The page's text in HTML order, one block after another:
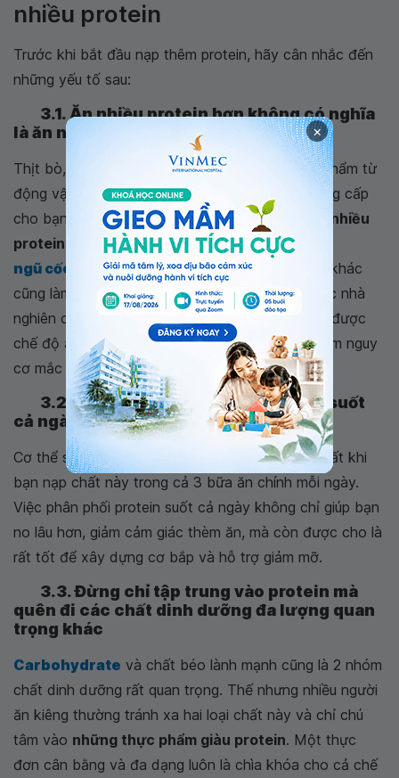
nhiều protein
Trước khi bắt đầu nạp thêm protein, hãy cân nhắc đến
những yếu tố sau:
3.1. Ăn nhiều protein hơn không có nghĩa
là ăn nhiều thịt
Thịt bò, gia cầm và thịt lợn, cũng như các sản phẩm từ
động vật (sữa, phô mai và trứng) chắc chắn cung cấp
cho bạn rất nhiều chất đạm. Những thực phẩm nhiều
protein có nguồn gốc từ thực vật - bao gồm
ngũ cốc nguyên hạt, đậu vàcác loại hạt
, rau khác
cũng làm được điều này, thậm chí là tốt hơn. Các nhà
nghiên cứu đã tìm thấy bằng chứng chứng minh được
chế độ ăn giàu
protein thực vậtcó thể giúp giảm nguy
cơ mắc một số bệnh và ung thư.
3.2. Bổ sung protein đều đặn trong suốt
cả ngày
Cơ thể sử dụng các axit amin của protein tốt nhất khi
bạn nạp chất này trong cả 3 bữa ăn chính mỗi ngày.
Việc phân phối protein suốt cả ngày không chỉ giúp bạn
no lâu hơn, giảm cảm giác thèm ăn, mà còn được cho là
rất tốt để xây dựng cơ bắp và hỗ trợ giảm mỡ.
3.3. Đừng chỉ tập trung vào protein mà
quên đi các chất dinh dưỡng đa lượng quan
trọng khác
Carbohydrate và chất béo lành mạnh cũng là 2 nhóm
chất dinh dưỡng rất quan trọng. Thế nhưng nhiều người
ăn kiêng thường tránh xa hai loại chất này và chỉ chú
tâm vào những thực phẩm giàu protein. Một thực
đơn cân bằng và đa dạng luôn là chìa khóa cho cả chế
×